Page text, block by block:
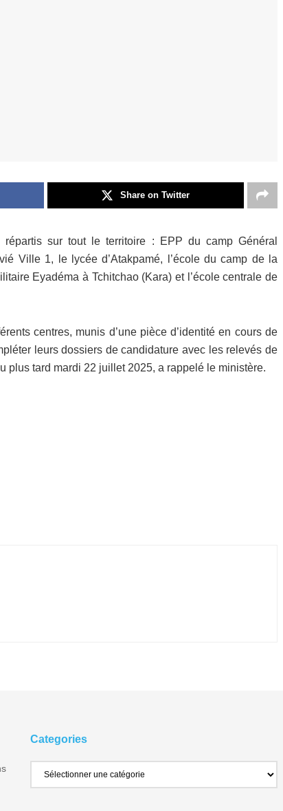
Share on Twitter
sur tout le territoire : EPP du camp Général
Ville 1, le lycée d’Atakpamé, l’école du camp de la
Eyadéma à Tchitchao (Kara) et l’école centrale de
centres, munis d’une pièce d’identité en cours de
leurs dossiers de candidature avec les relevés de
plus tard mardi 22 juillet 2025, a rappelé le ministère.
Categories